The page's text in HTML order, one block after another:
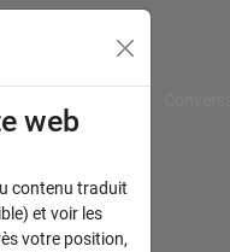
web
contenu traduit
et voir les
votre position,